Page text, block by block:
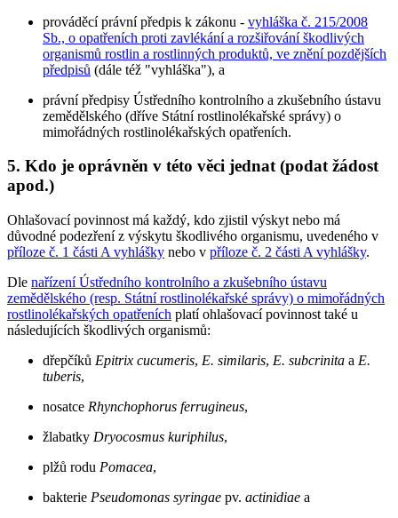
prováděcí právní předpis k zákonu - vyhláška č. 215/2008
Sb., o opatřeních proti zavlékání a rozšiřování škodlivých
organismů rostlin a rostlinných produktů, ve znění pozdějších
předpisů (dále též "vyhláška"), a
právní předpisy Ústředního kontrolního a zkušebního ústavu
zemědělského (dříve Státní rostlinolékařské správy) o
mimořádných rostlinolékařských opatřeních.
5. Kdo je oprávněn v této věci jednat (podat žádost
apod.)
Ohlašovací povinnost má každý, kdo zjistil výskyt nebo má
důvodné podezření z výskytu škodlivého organismu, uvedeného v
příloze č. 1 části A vyhlášky nebo v příloze č. 2 části A vyhlášky.
Dle nařízení Ústředního kontrolního a zkušebního ústavu
zemědělského (resp. Státní rostlinolékařské správy) o mimořádných
rostlinolékařských opatřeních platí ohlašovací povinnost také u
následujících škodlivých organismů:
dřepčíků Epitrix cucumeris, E. similaris, E. subcrinita a E.
tuberis,
nosatce Rhynchophorus ferrugineus,
žlabatky Dryocosmus kuriphilus,
plžů rodu Pomacea,
bakterie Pseudomonas syringae pv. actinidiae a